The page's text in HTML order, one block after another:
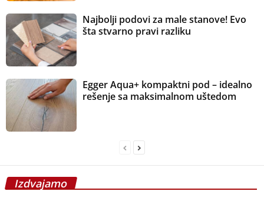
Najbolji podovi za male stanove! Evo
šta stvarno pravi razliku
Egger Aqua+ kompaktni pod – idealno
rešenje sa maksimalnom uštedom
Izdvajamo